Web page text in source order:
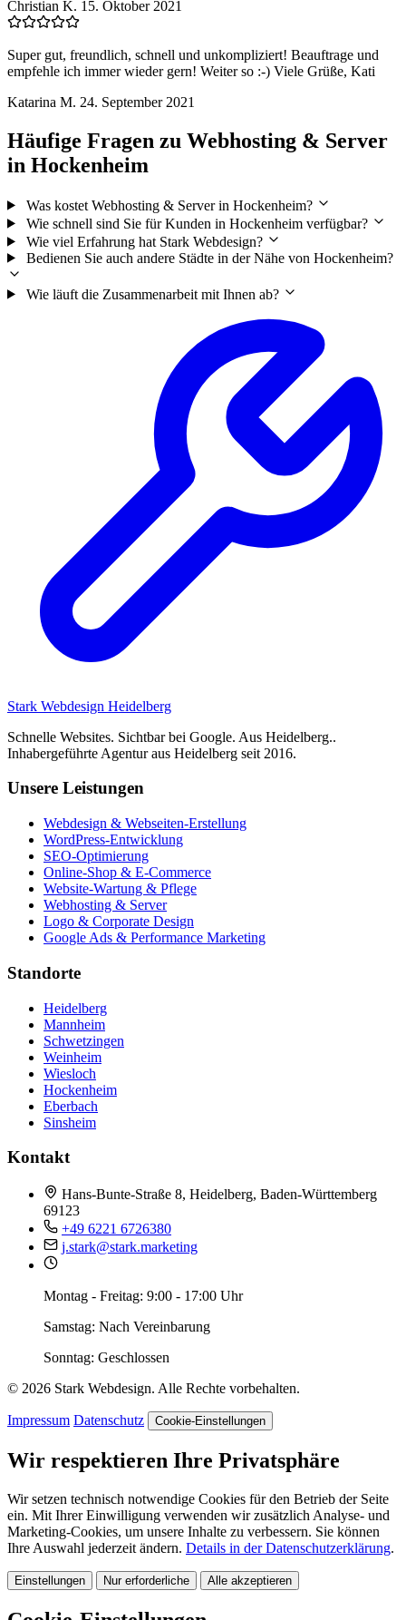
Christian K. 15. Oktober 2021
Super gut, freundlich, schnell und unkompliziert! Beauftrage und
empfehle ich immer wieder gern! Weiter so :-) Viele Grüße, Kati
Katarina M. 24. September 2021
Häufige Fragen zu Webhosting & Server
in Hockenheim
Was kostet Webhosting & Server in Hockenheim?
Wie schnell sind Sie für Kunden in Hockenheim verfügbar?
Wie viel Erfahrung hat Stark Webdesign?
Bedienen Sie auch andere Städte in der Nähe von Hockenheim?
Wie läuft die Zusammenarbeit mit Ihnen ab?
Stark Webdesign Heidelberg
Schnelle Websites. Sichtbar bei Google. Aus Heidelberg..
Inhabergeführte Agentur aus Heidelberg seit 2016.
Unsere Leistungen
Webdesign & Webseiten-Erstellung
WordPress-Entwicklung
SEO-Optimierung
Online-Shop & E-Commerce
Website-Wartung & Pflege
Webhosting & Server
Logo & Corporate Design
Google Ads & Performance Marketing
Standorte
Heidelberg
Mannheim
Schwetzingen
Weinheim
Wiesloch
Hockenheim
Eberbach
Sinsheim
Kontakt
Hans-Bunte-Straße 8, Heidelberg, Baden-Württemberg
69123
+49 6221 6726380
j.stark@stark.marketing
Montag - Freitag: 9:00 - 17:00 Uhr
Samstag: Nach Vereinbarung
Sonntag: Geschlossen
© 2026 Stark Webdesign. Alle Rechte vorbehalten.
Impressum Datenschutz Cookie-Einstellungen
Wir respektieren Ihre Privatsphäre
Wir setzen technisch notwendige Cookies für den Betrieb der Seite
ein. Mit Ihrer Einwilligung verwenden wir zusätzlich Analyse- und
Marketing-Cookies, um unsere Inhalte zu verbessern. Sie können
Ihre Auswahl jederzeit ändern. Details in der Datenschutzerklärung.
Einstellungen Nur erforderliche Alle akzeptieren